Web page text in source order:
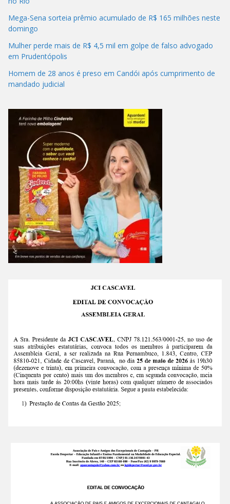
Mega-Sena sorteia prêmio acumulado de R$ 165 milhões neste
domingo
Mulher perde mais de R$ 4,5 mil em golpe de falso advogado
em Prudentópolis
Homem de 28 anos é preso em Candói após cumprimento de
mandado judicial